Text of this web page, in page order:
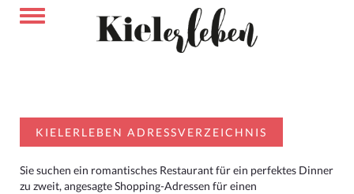
KIELERLEBEN ADRESSVERZEICHNIS
Sie suchen ein romantisches Restaurant für ein perfektes Dinner
zu zweit, angesagte Shopping-Adressen für einen